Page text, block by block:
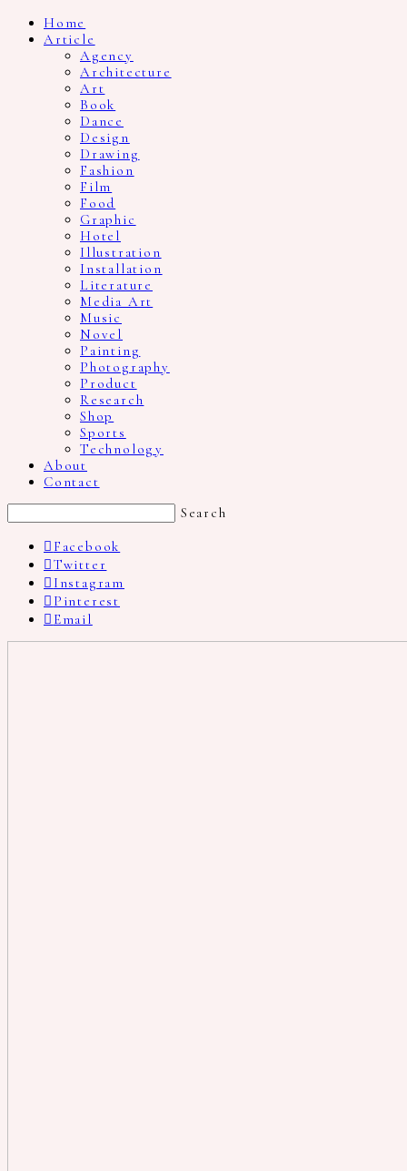
Home
Article
Agency
Architecture
Art
Book
Dance
Design
Drawing
Fashion
Film
Food
Graphic
Hotel
Illustration
Installation
Literature
Media Art
Music
Novel
Painting
Photography
Product
Research
Shop
Sports
Technology
About
Contact
Search
Facebook
Twitter
Instagram
Pinterest
Email